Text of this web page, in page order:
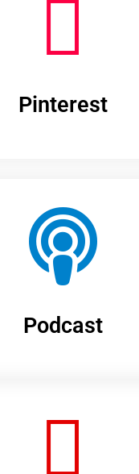
Pinterest
Podcast